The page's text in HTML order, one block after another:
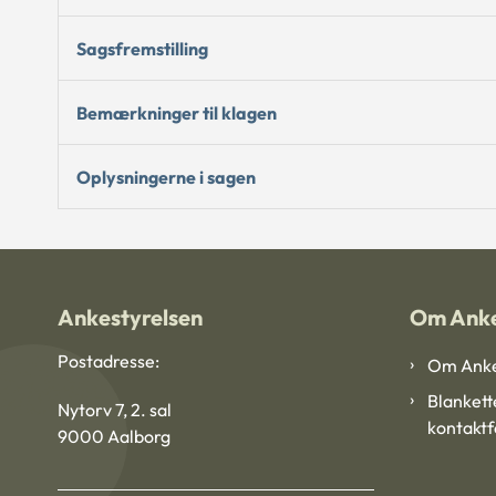
Sagsfremstilling
Bemærkninger til klagen
Oplysningerne i sagen
Ankestyrelsen
Postadresse:
Nytorv 7, 2. sal
9000 Aalborg
Om
Om